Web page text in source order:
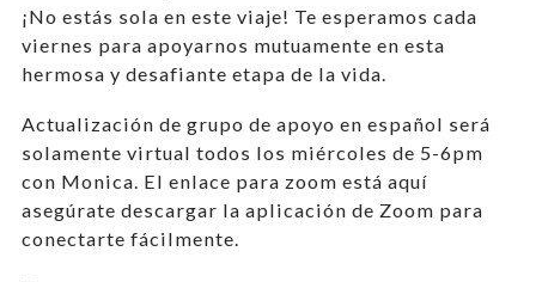
¡No estás sola en este viaje! Te esperamos cada
viernes para apoyarnos mutuamente en esta
hermosa y desafiante etapa de la vida.
Actualización de grupo de apoyo en español será
solamente virtual todos los miércoles de 5-6pm
con Monica. El enlace para zoom está aquí
asegúrate descargar la aplicación de Zoom para
conectarte fácilmente.